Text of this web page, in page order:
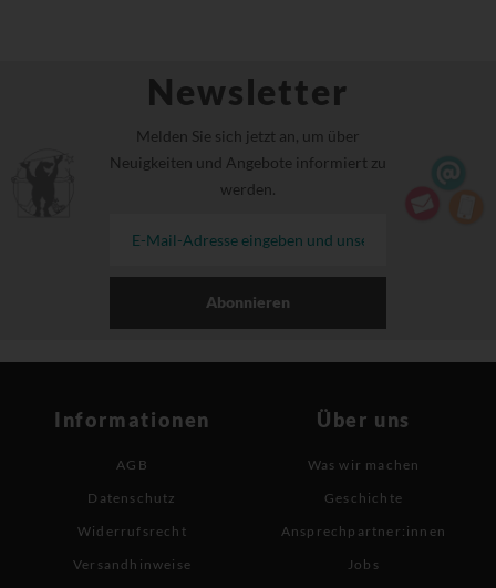
Newsletter
Melden Sie sich jetzt an, um über
Neuigkeiten und Angebote informiert zu
werden.
Abonnieren
Informationen
AGB
Datenschutz
Widerrufsrecht
Versandhinweise
Über uns
Was wir machen
Geschichte
Ansprechpartner:innen
Jobs